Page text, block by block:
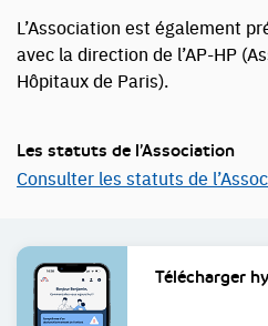
L’Association est également
avec la direction de l’AP-HP
Hôpitaux de Paris).
Les statuts de l’Association
Consulter les statuts de
Liens
utiles
Télécharger